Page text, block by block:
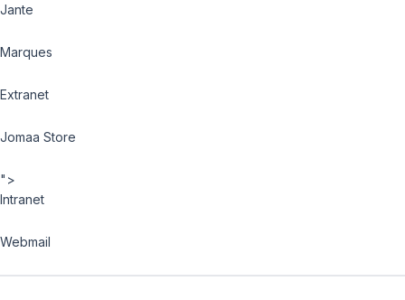
Jante
Marques
Extranet
Jomaa Store
">
Intranet
Webmail